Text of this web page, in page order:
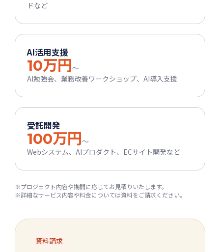
ドなど
AI活用支援
10万円〜
AI勉強会、業務改善ワークショップ、AI導入支援
受託開発
100万円〜
Webシステム、AIプロダクト、ECサイト開発など
※プロジェクト内容や期間に応じてお見積りいたします。
※詳細なサービス内容や料金については資料をご請求ください。
資料請求